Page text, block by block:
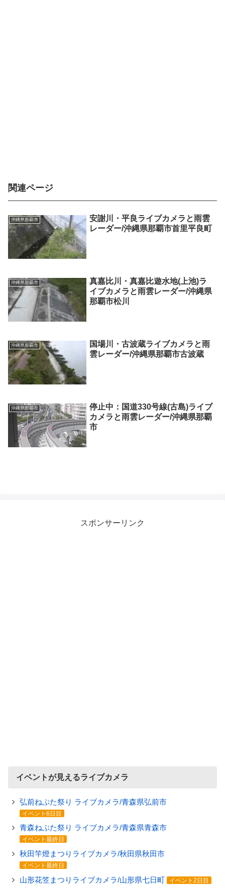
関連ページ
沖縄県那覇市
安謝川・平良ライブカメラと雨雲
レーダー/沖縄県那覇市首里平良町
沖縄県那覇市
真嘉比川・真嘉比遊水地(上池)ラ
イブカメラと雨雲レーダー/沖縄県
那覇市松川
沖縄県那覇市
国場川・古波蔵ライブカメラと雨
雲レーダー/沖縄県那覇市古波蔵
沖縄県那覇市
停止中：国道330号線(古島)ライブ
カメラと雨雲レーダー/沖縄県那覇
市
スポンサーリンク
イベントが見えるライブカメラ
弘前ねぷた祭り ライブカメラ/青森県弘前市
イベント6日目
青森ねぶた祭り ライブカメラ/青森県青森市
イベント最終日
秋田竿燈まつりライブカメラ/秋田県秋田市
イベント最終日
山形花笠まつりライブカメラ/山形県七日町 イベント2日目